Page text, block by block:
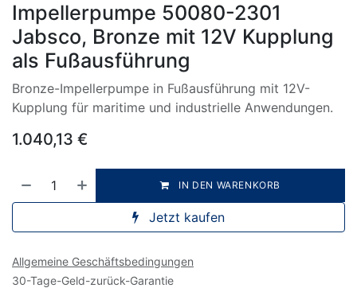
Impellerpumpe 50080-2301
Jabsco, Bronze mit 12V Kupplung
als Fußausführung
Bronze-Impellerpumpe in Fußausführung mit 12V-
Kupplung für maritime und industrielle Anwendungen.
1.040,13 €
IN DEN WARENKORB
Jetzt kaufen
Allgemeine Geschäftsbedingungen
30-Tage-Geld-zurück-Garantie